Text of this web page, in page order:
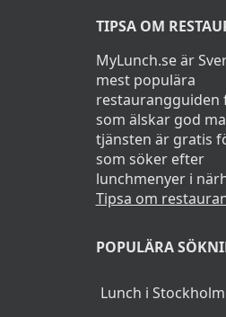
TIPSA OM
MyLunch.se är
mest populära
restaurangguiden
som älskar god
tjänsten är gratis
som söker efter
lunchmenyer i
Tipsa om
POPULÄRA
Lunch i Stockholm